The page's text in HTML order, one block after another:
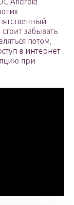
забывать
потом,
в интернет
при